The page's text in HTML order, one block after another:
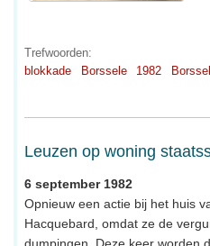
Trefwoorden:
blokkade
Borssele 1982
Leuzen op woning
6 september 1982
Opnieuw een actie bij het huis
Hacquebard, omdat ze de